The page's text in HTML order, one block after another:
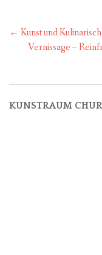
Post
navigation
← Kunst und
Vernissage –
KUNSTRAUM